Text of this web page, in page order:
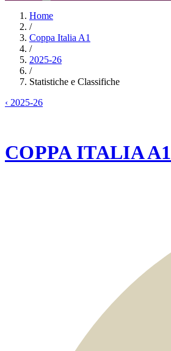
Home
/
Coppa Italia A1
/
2025-26
/
Statistiche e Classifiche
‹ 2025-26
COPPA ITALIA A1